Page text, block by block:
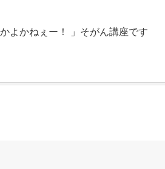
よかねぇー！ 」そがん講座です